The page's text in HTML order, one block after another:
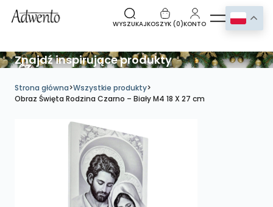
WYSZUKAJKOSZYK (0)KONTO
Znajdź inspirujące produkty
Strona główna>Wszystkie produkty>
Obraz Święta Rodzina Czarno – Biały M4 18 X 27 cm